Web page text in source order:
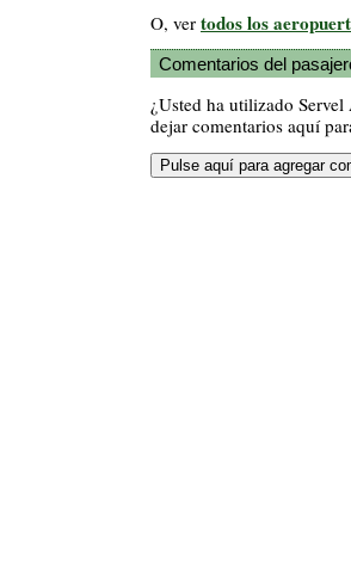
O, ver todos los
Comentarios del
¿Usted ha utilizado
dejar comentarios aquí